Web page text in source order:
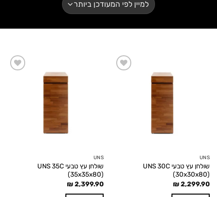
UNS
שולחן עץ טבעי UNS 30C
(30x30x80)
₪2,299.90
UNS
שולחן עץ טבעי UNS 35C
(35x35x80)
₪2,399.90